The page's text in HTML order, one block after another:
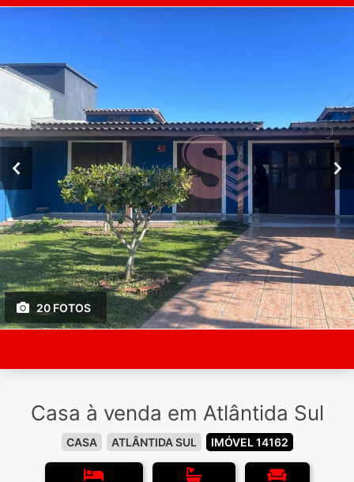
20 FOTOS
Casa à venda em Atlântida Sul
CASA ATLÂNTIDA SUL IMÓVEL 14162